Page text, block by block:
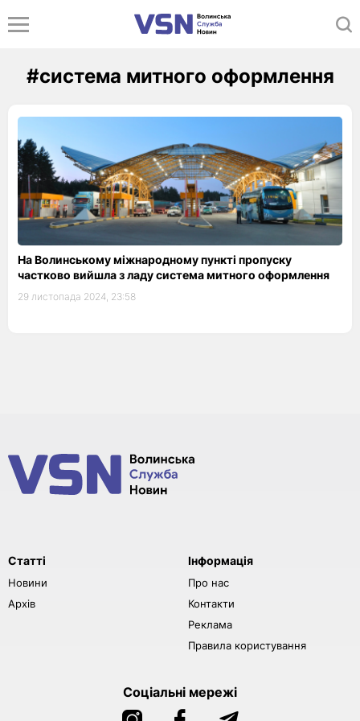
#система митного оформлення
На Волинському міжнародному пункті пропуску
частково вийшла з ладу система митного оформлення
29 листопада 2024, 23:58
Статті
Новини
Архів
Інформація
Про нас
Контакти
Реклама
Правила користування
Соціальні мережі